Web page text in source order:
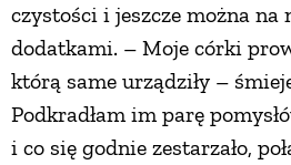
czystości i jeszcze można
dodatkami. – Moje córki
którą same urządziły –
Podkradłam im parę
i co się godnie zestarzało,